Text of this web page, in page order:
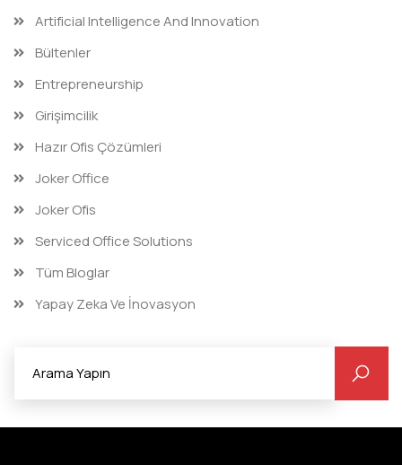
Artificial Intelligence And Innovation
Bültenler
Entrepreneurship
Girişimcilik
Hazır Ofis Çözümleri
Joker Office
Joker Ofis
Serviced Office Solutions
Tüm Bloglar
Yapay Zeka Ve İnovasyon